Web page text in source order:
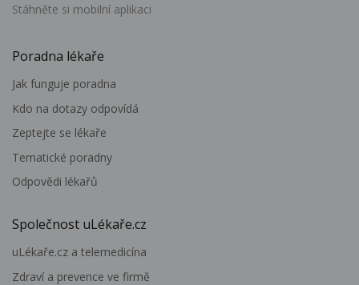
Stáhněte si mobilní aplikaci
Poradna lékaře
Jak funguje poradna
Kdo na dotazy odpovídá
Zeptejte se lékaře
Tematické poradny
Odpovědi lékařů
Společnost uLékaře.cz
uLékaře.cz a telemedicína
Zdraví a prevence ve firmě